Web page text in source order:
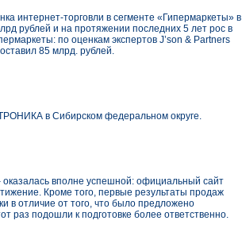
интернет-торговли в сегменте «Гипермаркеты» в
рублей и на протяжении последних 5 лет рос в
по оценкам экспертов J’son & Partners
85 млрд. рублей.
в Сибирском федеральном округе.
вполне успешной: официальный сайт
Кроме того, первые результаты продаж
в отличие от того, что было предложено
раз подошли к подготовке более ответственно.